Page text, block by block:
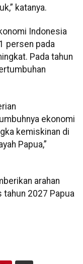
katanya.
Indonesia
persen pada
Pada tahun
ekonomi
kemiskinan di
Papua,”
arahan
tahun 2027 Papua